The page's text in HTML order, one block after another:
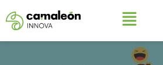
Saltar